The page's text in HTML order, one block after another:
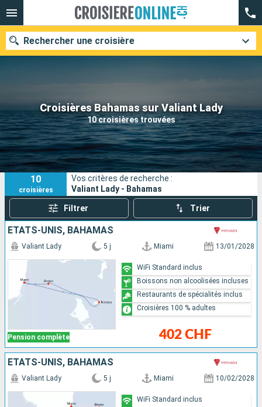
Croisières Bahamas sur Valiant Lady
10 croisières trouvées
Rechercher une croisière
Nos destinations
Mois de départ
Ports Compagnies
Rechercher
10
croisières
Vos critères de recherche :
Valiant Lady - Bahamas
Filtrer Trier
ÉTATS-UNIS, BAHAMAS
Pension complète
Valiant Lady 5 j Miami 13/01/2028
402 CHF
WiFi Standard inclus
Boissons non alcoolisées incluses
Restaurants de spécialités inclus
Croisières 100 % adultes
ÉTATS-UNIS, BAHAMAS
Valiant Lady 5 j Miami 10/02/2028
WiFi Standard inclus